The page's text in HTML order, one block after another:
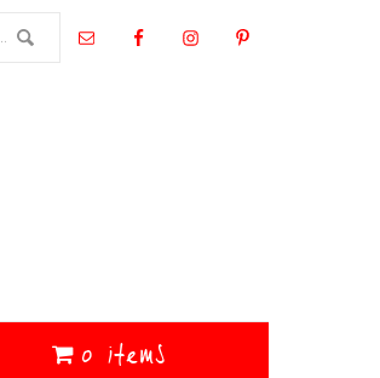
0 items